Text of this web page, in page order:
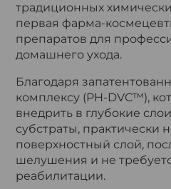
традиционных
первая фарма-
препаратов для
домашнего ухода.
Благодаря
комплексу (PH-DVC™),
внедрить в глубокие
субстраты, практически
поверхностный слой,
шелушения и не
реабилитации.